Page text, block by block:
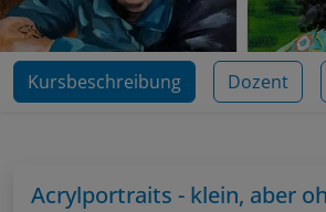
Kursbeschreibung Dozent
Acrylportraits - klein, aber